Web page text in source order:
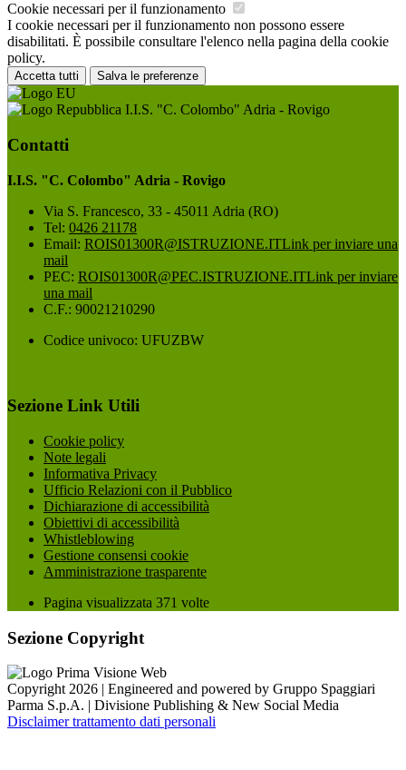
Cookie necessari per il funzionamento
I cookie necessari per il funzionamento non possono essere
disabilitati. È possibile consultare l'elenco nella pagina della cookie
policy.
Accetta tutti Salva le preferenze
I.I.S. "C. Colombo" Adria - Rovigo
Contatti
I.I.S. "C. Colombo" Adria - Rovigo
Via S. Francesco, 33 - 45011 Adria (RO)
Tel: 0426 21178
Email: ROIS01300R@ISTRUZIONE.ITLink per inviare una
mail
PEC: ROIS01300R@PEC.ISTRUZIONE.ITLink per inviare
una mail
C.F.: 90021210290
Codice univoco: UFUZBW
Sezione Link Utili
Cookie policy
Note legali
Informativa Privacy
Ufficio Relazioni con il Pubblico
Dichiarazione di accessibilità
Obiettivi di accessibilità
Whistleblowing
Gestione consensi cookie
Amministrazione trasparente
Pagina visualizzata 371 volte
Sezione Copyright
Copyright 2026 | Engineered and powered by Gruppo Spaggiari
Parma S.p.A. | Divisione Publishing & New Social Media
Disclaimer trattamento dati personali